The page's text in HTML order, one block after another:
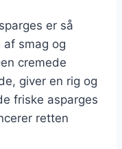
er så
smag og
cremede
giver en rig og
friske asparges
retten